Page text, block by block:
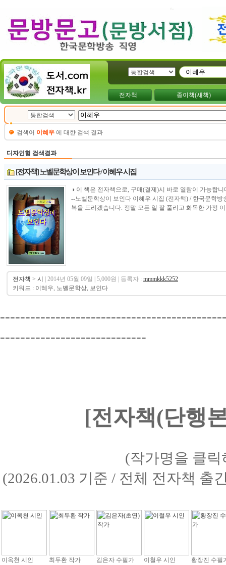
전자책 종이책(새책)
검색어 이혜우 에 대햔 검색 결과
디자인형 검색결과
[전자책] 노벨문학상이 보인다 / 이혜우 시집
◑ 이 책은 전자책으로, 구매(결제)시 바로 열람이 가능합
--노벨문학상이 보인다 이혜우 시집 (전자책) / 한국문학
복을 드리겠습니다. 정말 모든 일 잘 풀리고 화목한 가정
전자책 > 시 | 2014년 05월 09일 | 5,000원 | 등록자 : mmmkkk5252
키워드 : 이혜우, 노벨문학상, 보인다
-----------------------------
[전자책(단행
(작가명을 클
(2026.01.03 기준 / 전체 전자책 출
이옥천 시인
최두환 작가
김은자 수필가
이철우 시인
황장진 수필